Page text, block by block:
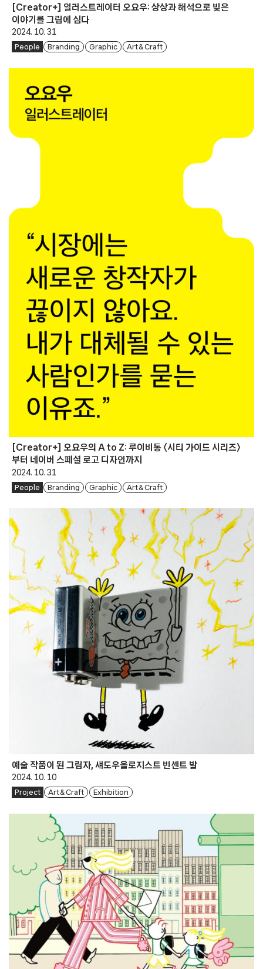
[Creator+] 일러스트레이터 오요우: 상상과 해석으로 빚은
이야기를 그림에 심다
2024. 10. 31
People Branding Graphic Art & Craft
[Creator+] 오요우의 A to Z: 루이비통 〈시티 가이드 시리즈〉
부터 네이버 스페셜 로고 디자인까지
2024. 10. 31
People Branding Graphic Art & Craft
예술 작품이 된 그림자, 섀도우올로지스트 빈센트 발
2024. 10. 10
Project Art & Craft Exhibition